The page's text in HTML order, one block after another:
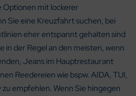
Optionen mit lockerer
Sie eine Kreuzfahrt suchen, bei
eher entspannt gehalten sind
in der Regel an den meisten, wenn
Jeans im Hauptrestaurant
Reedereien wie bspw. AIDA, TUI,
empfehlen. Wenn Sie hingegen